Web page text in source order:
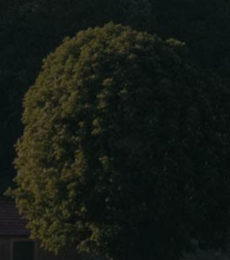
À propos
Nos vins
Blog
Contact
Langue
RIFFAULT Claude
Vins rouges :
La Noue Rouge
Les Chailloux
Vins blancs :
Blanc Domaine
Les Boucauds
Les Chailloux
Les Chasseignes
Les Denisottes
Les Desmalets
Monoparcelle 469
Monoparcelle 538